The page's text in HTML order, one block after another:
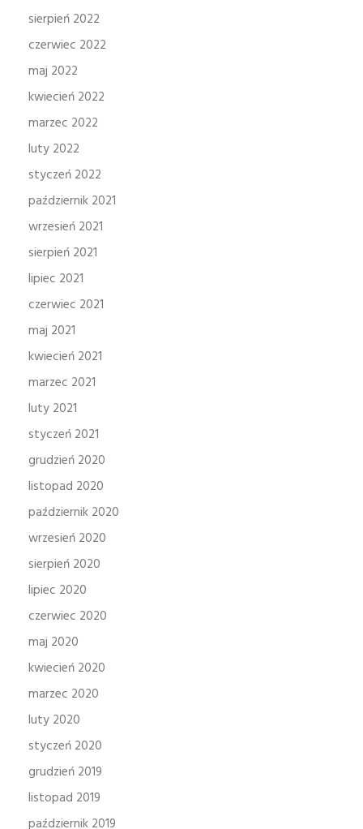
sierpień 2022
czerwiec 2022
maj 2022
kwiecień 2022
marzec 2022
luty 2022
styczeń 2022
październik 2021
wrzesień 2021
sierpień 2021
lipiec 2021
czerwiec 2021
maj 2021
kwiecień 2021
marzec 2021
luty 2021
styczeń 2021
grudzień 2020
listopad 2020
październik 2020
wrzesień 2020
sierpień 2020
lipiec 2020
czerwiec 2020
maj 2020
kwiecień 2020
marzec 2020
luty 2020
styczeń 2020
grudzień 2019
listopad 2019
październik 2019